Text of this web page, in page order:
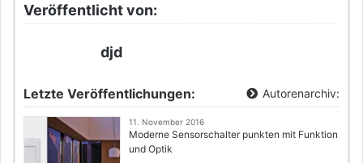
Veröffentlicht von:
djd
Letzte Veröffentlichungen: Autorenarchiv:
11. November 2016
Moderne Sensorschalter punkten mit Funktion
und Optik